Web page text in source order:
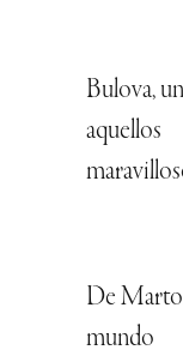
Bulova,
aquellos
De
mundo